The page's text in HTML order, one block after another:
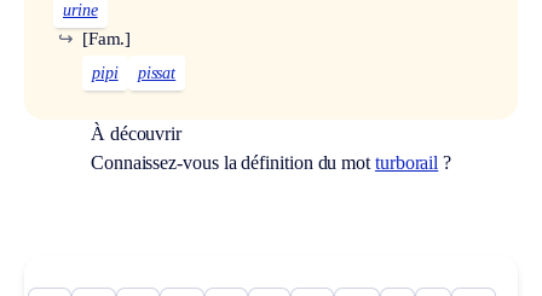
urine
[Fam.]
↪
pipi pissat
À découvrir
Connaissez-vous la définition du mot turborail ?